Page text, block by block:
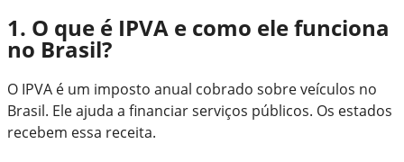
1. O que é IPVA e como ele funciona
no Brasil?
O IPVA é um imposto anual cobrado sobre veículos no
Brasil. Ele ajuda a financiar serviços públicos. Os estados
recebem essa receita.